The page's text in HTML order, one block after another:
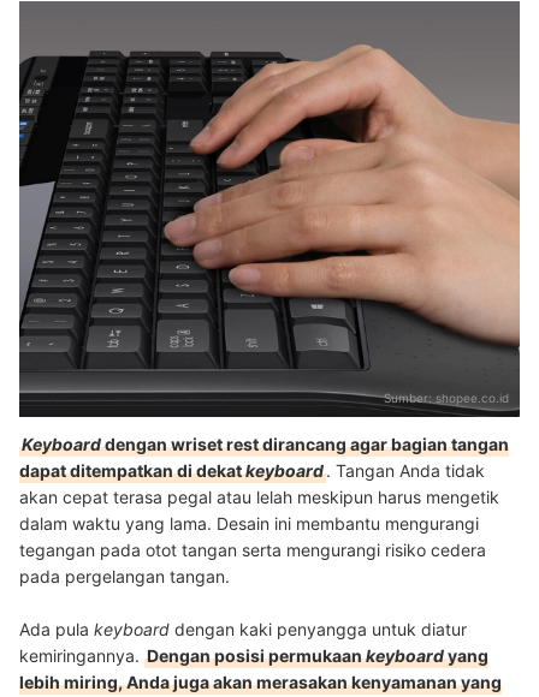
Sumber:shopee.co.id
Keyboarddengan wriset rest dirancang agar bagian tangan
dapat ditempatkan di dekatkeyboard. Tangan Anda tidak
akan cepat terasa pegal atau lelah meskipun harus mengetik
dalam waktu yang lama. Desain ini membantu mengurangi
tegangan pada otot tangan serta mengurangi risiko cedera
pada pergelangan tangan.
Ada pula keyboard dengan kaki penyangga untuk diatur
kemiringannya. Dengan posisi permukaankeyboardyang
lebih miring, Anda juga akan merasakan kenyamanan yang